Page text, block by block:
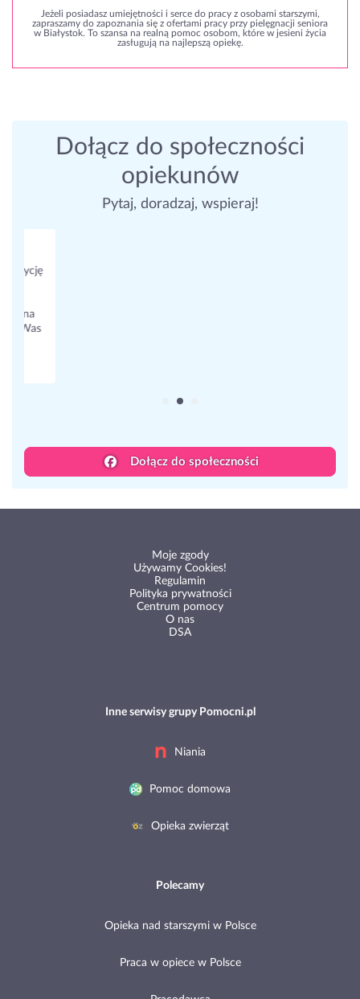
Jeżeli posiadasz umiejętności i serce do pracy z osobami starszymi,
zapraszamy do zapoznania się z ofertami pracy przy pielęgnacji seniora
w Białystok. To szansa na realną pomoc osobom, które w jesieni życia
zasługują na najlepszą opiekę.
Dołącz do społeczności
opiekunów
Pytaj, doradzaj, wspieraj!
Co byscie zrobily jak jestem z seniorem a on mowi
monitoring zeby sie zabezpieczyc, prosze o rade
Dołącz do społeczności
Używamy Cookies!
Regulamin
Polityka prywatności
Centrum pomocy
O nas
DSA